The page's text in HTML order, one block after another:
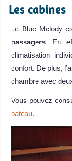
Les cabines
Le Blue Melody
passagers. En
climatisation
confort. De plus,
chambre avec
Vous pouvez
bateau.